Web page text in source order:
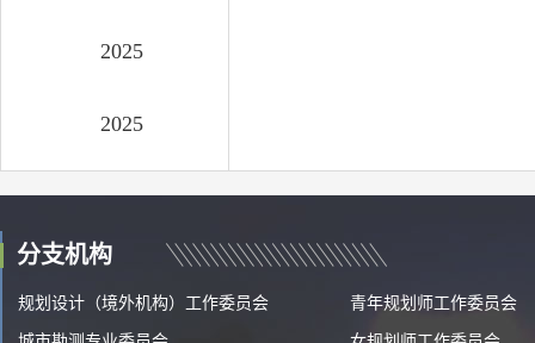
2025
2025
分支机构
规划设计（境外机构）工作委员会 青年规划师工作委员会